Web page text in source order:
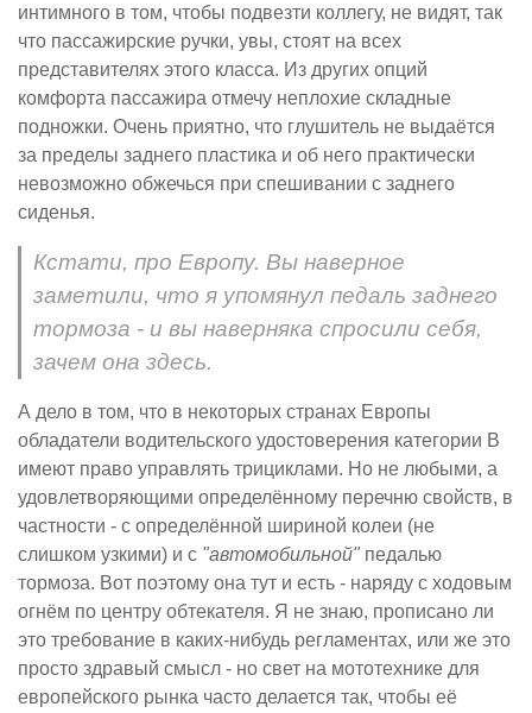
интимного в том, чтобы подвезти коллегу, не видят, так
что пассажирские ручки, увы, стоят на всех
представителях этого класса. Из других опций
комфорта пассажира отмечу неплохие складные
подножки. Очень приятно, что глушитель не выдаётся
за пределы заднего пластика и об него практически
невозможно обжечься при спешивании с заднего
сиденья.
Кстати, про Европу. Вы наверное
заметили, что я упомянул педаль заднего
тормоза - и вы наверняка спросили себя,
зачем она здесь.
А дело в том, что в некоторых странах Европы
обладатели водительского удостоверения категории B
имеют право управлять трициклами. Но не любыми, а
удовлетворяющими определённому перечню свойств, в
частности - с определённой шириной колеи (не
слишком узкими) и с "автомобильной" педалью
тормоза. Вот поэтому она тут и есть - наряду с ходовым
огнём по центру обтекателя. Я не знаю, прописано ли
это требование в каких-нибудь регламентах, или же это
просто здравый смысл - но свет на мототехнике для
европейского рынка часто делается так, чтобы её